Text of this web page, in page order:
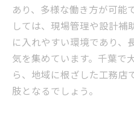
あり、多様な働き方が可能
しては、現場管理や設計補
に入れやすい環境であり、
気を集めています。千葉で
ら、地域に根ざした工務店
肢となるでしょう。